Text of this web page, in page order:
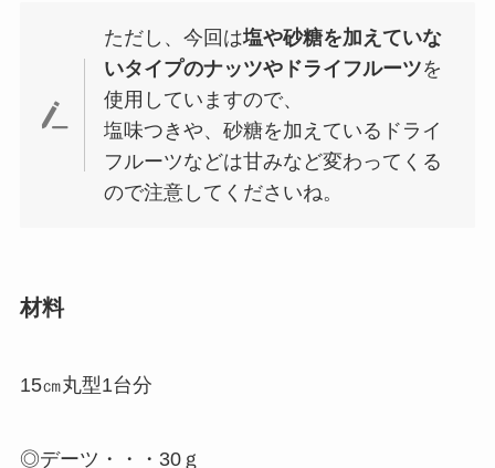
ただし、今回は塩や砂糖を加えていな
いタイプのナッツやドライフルーツを
使用していますので、
塩味つきや、砂糖を加えているドライ
フルーツなどは甘みなど変わってくる
ので注意してくださいね。
材料
15㎝丸型1台分
◎デーツ・・・30ｇ